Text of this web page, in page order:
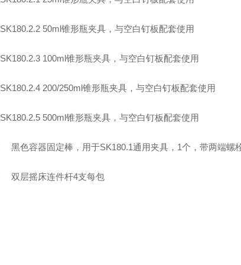
SK180.2.2 50ml锥形瓶夹具，与空白钉板配套使用
SK180.2.3 100ml锥形瓶夹具，与空白钉板配套使用
SK180.2.4 200/250ml锥形瓶夹具，与空白钉板配套使用
SK180.2.5 500ml锥形瓶夹具，与空白钉板配套使用
黑色容器固定棒，用于SK180.1通用夹具， 1个，带两端螺
双层摇床连件杆4支每包